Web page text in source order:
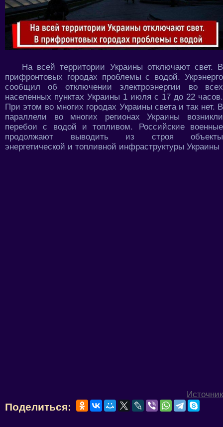
На всей территории Украины отключают свет. В
прифронтовых городах проблемы с водой. Укрэнерго
сообщил об отключении электроэнергии во всех
населенных пунктах Украины 1 июля с 17 до 22 часов.
При этом во многих городах Украины света и так нет. В
параллели во многих регионах Украины возникли
перебои с водой и топливом. Российские военные
продолжают выводить из строя объекты
энергетической и топливной инфраструктуры Украины
Источник
Поделиться: